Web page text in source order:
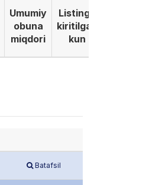
Umumiy
obuna
miqdori
Listinga
kiritilgan
kun
Batafsil